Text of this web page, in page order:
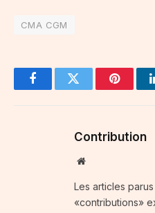
CMA CGM
FacebookTwitter
Contribution
Website
Les articles
«contributions»